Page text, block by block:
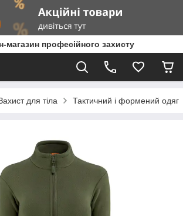
професійного захисту
для тіла Тактичний і формений одяг